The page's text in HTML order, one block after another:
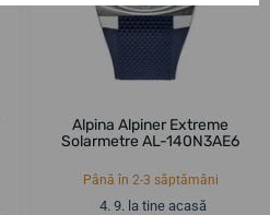
Alpina Alpiner Extreme
Solarmetre AL-140N3AE6
Până în 2-3 săptămâni
4. 9. la tine acasă